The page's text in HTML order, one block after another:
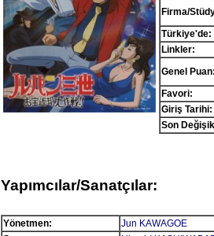
Firma/
Türkiye'de:
Linkler:
Genel
Favori:
Giriş Tarihi:
Son
Yapımcılar/Sanatçılar:
Yönetmen:
Jun KAWAGOE